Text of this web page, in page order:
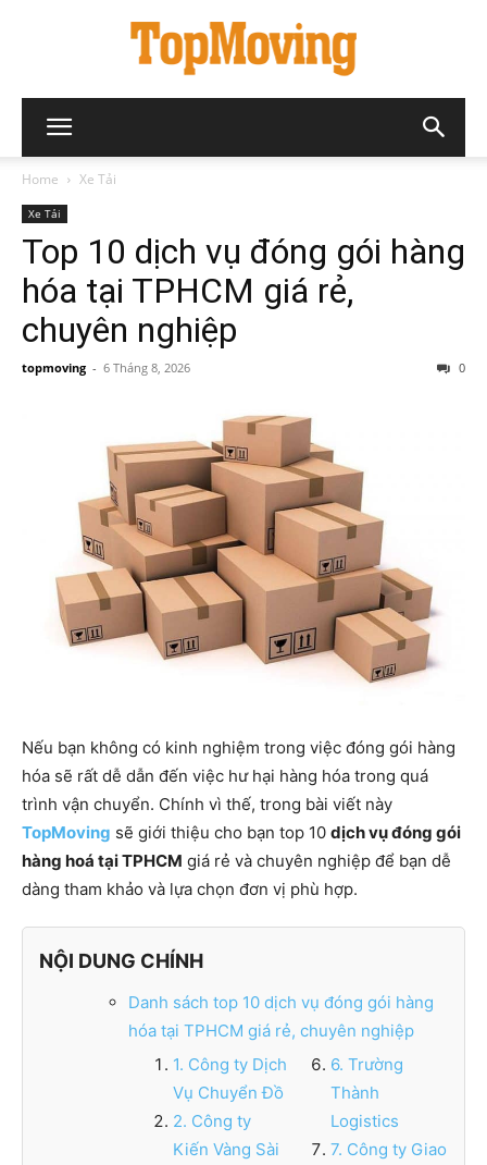
Home Xe Tải
Xe Tải
Top 10 dịch vụ đóng gói hàng
hóa tại TPHCM giá rẻ,
chuyên nghiệp
topmoving - 6 Tháng 8, 2026 0
Nếu bạn không có kinh nghiệm trong việc đóng gói hàng
hóa sẽ rất dễ dẫn đến việc hư hại hàng hóa trong quá
trình vận chuyển. Chính vì thế, trong bài viết này
TopMoving sẽ giới thiệu cho bạn top 10 dịch vụ đóng gói
hàng hoá tại TPHCM giá rẻ và chuyên nghiệp để bạn dễ
dàng tham khảo và lựa chọn đơn vị phù hợp.
NỘI DUNG CHÍNH
Danh sách top 10 dịch vụ đóng gói hàng
hóa tại TPHCM giá rẻ, chuyên nghiệp
1. Công ty Dịch
Vụ Chuyển Đồ
2. Công ty
Kiến Vàng Sài
6. Trường
Thành
Logistics
7. Công ty Giao